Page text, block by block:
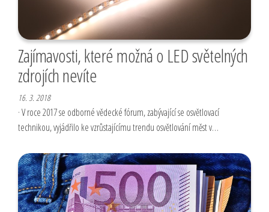
Zajímavosti, které možná o LED světelných
zdrojích nevíte
16. 3. 2018
· V roce 2017 se odborné vědecké fórum, zabývající se osvětlovací
technikou, vyjádřilo ke vzrůstajícímu trendu osvětlování měst v…